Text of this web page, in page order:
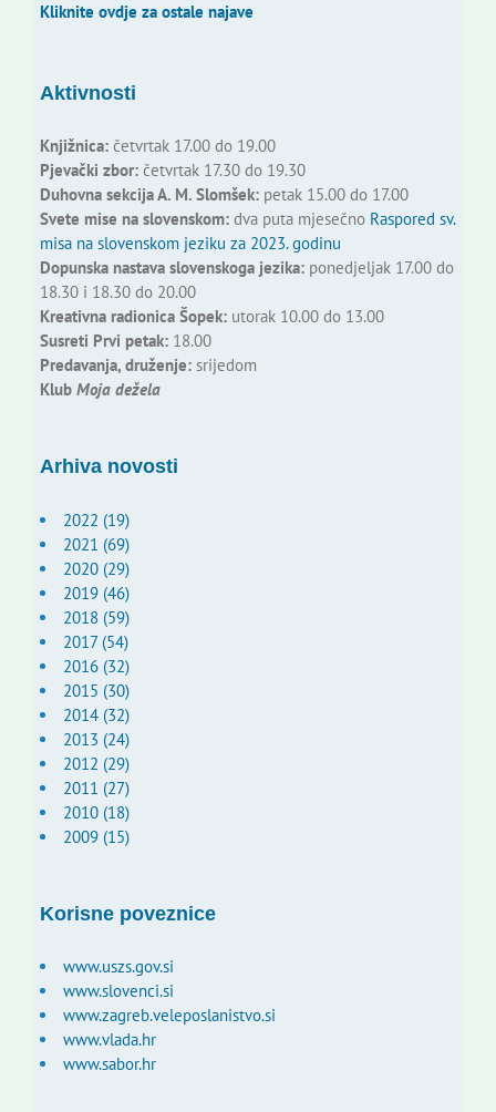
Kliknite ovdje za ostale najave
Aktivnosti
Knjižnica:četvrtak 17.00 do 19.00
Pjevački zbor:četvrtak 17.30 do 19.30
Duhovna sekcija A. M. Slomšek:petak 15.00 do 17.00
Svete mise na slovenskom:dva puta mjesečno Raspored sv.
misa na slovenskom jeziku za 2023. godinu
Dopunska nastava slovenskoga jezika:ponedjeljak 17.00 do
18.30 i 18.30 do 20.00
Kreativna radionica Šopek:utorak 10.00 do 13.00
Susreti Prvi petak:18.00
Predavanja, druženje:srijedom
Klub Moja dežela
Arhiva novosti
2022 (19)
2021 (69)
2020 (29)
2019 (46)
2018 (59)
2017 (54)
2016 (32)
2015 (30)
2014 (32)
2013 (24)
2012 (29)
2011 (27)
2010 (18)
2009 (15)
Korisne poveznice
www.uszs.gov.si
www.slovenci.si
www.zagreb.veleposlanistvo.si
www.vlada.hr
www.sabor.hr